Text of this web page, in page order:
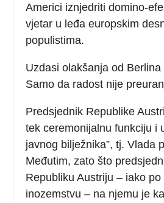
Americi iznjedriti domino-
vjetar u leđa europskim
populistima.
Uzdasi olakšanja od
Samo da radost nije
Predsjednik Republike
tek ceremonijalnu funkciju i
javnog bilježnika”, tj. Vlada
Međutim, zato što
Republiku Austriju – iako
inozemstvu – na njemu je